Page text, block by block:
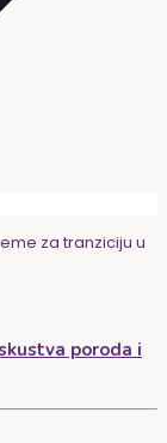
za tranziciju u
poroda i